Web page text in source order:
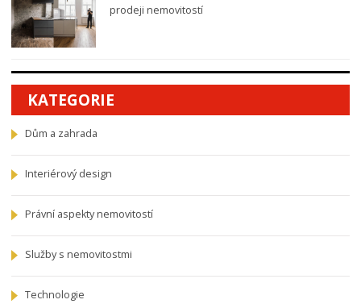
prodeji nemovitostí
KATEGORIE
Dům a zahrada
Interiérový design
Právní aspekty nemovitostí
Služby s nemovitostmi
Technologie